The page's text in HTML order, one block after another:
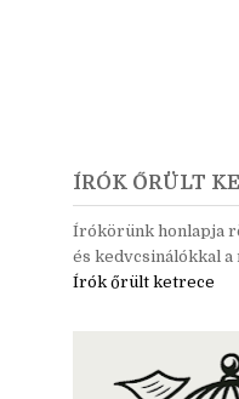
ÍRÓK ŐRÜLT
Írókörünk honlapja
és kedvcsinálókkal
Írók őrült ketrece